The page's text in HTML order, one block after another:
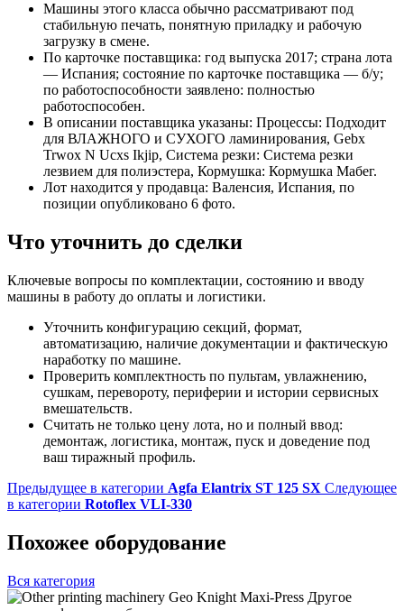
Машины этого класса обычно рассматривают под
стабильную печать, понятную приладку и рабочую
загрузку в смене.
По карточке поставщика: год выпуска 2017; страна лота
— Испания; состояние по карточке поставщика — б/у;
по работоспособности заявлено: полностью
работоспособен.
В описании поставщика указаны: Процессы: Подходит
для ВЛАЖНОГО и СУХОГО ламинирования, Gebx
Trwox N Ucxs Ikjip, Система резки: Система резки
лезвием для полиэстера, Кормушка: Кормушка Мабег.
Лот находится у продавца: Валенсия, Испания, по
позиции опубликовано 6 фото.
Что уточнить до сделки
Ключевые вопросы по комплектации, состоянию и вводу
машины в работу до оплаты и логистики.
Уточнить конфигурацию секций, формат,
автоматизацию, наличие документации и фактическую
наработку по машине.
Проверить комплектность по пультам, увлажнению,
сушкам, перевороту, периферии и истории сервисных
вмешательств.
Считать не только цену лота, но и полный ввод:
демонтаж, логистика, монтаж, пуск и доведение под
ваш тиражный профиль.
Предыдущее в категории Agfa Elantrix ST 125 SX Следующее
в категории Rotoflex VLI-330
Похожее оборудование
Вся категория
Другое